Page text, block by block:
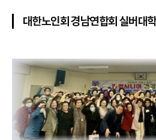
대한노인회 경남연합회 실버대